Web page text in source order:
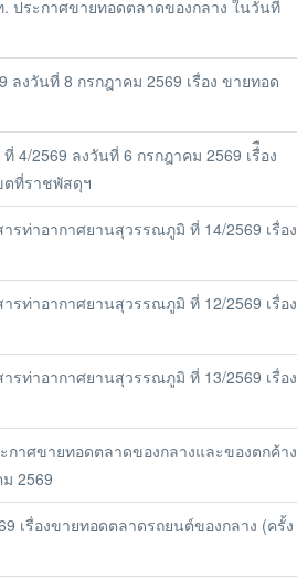
ประกาศขายทอดตลาดของกลาง ในวันที่
งวันที่ 8 กรกฎาคม 2569 เรื่อง ขายทอด
2569 ลงวันที่ 6 กรกฎาคม 2569 เรื่ือง
ตที่ราชพัสดุฯ
ท่าอากาศยานสุวรรณภูมิ ที่ 14/2569 เรื่อง
ท่าอากาศยานสุวรรณภูมิ ที่ 12/2569 เรื่อง
ท่าอากาศยานสุวรรณภูมิ ที่ 13/2569 เรื่อง
าศขายทอดตลาดของกลางและของตกค้าง
2569
เรื่องขายทอดตลาดรถยนต์ของกลาง (ครั้ง